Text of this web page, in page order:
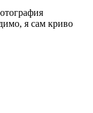
я сам криво